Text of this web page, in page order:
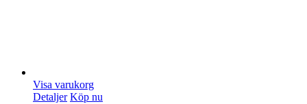
Visa varukorg
Detaljer Köp nu